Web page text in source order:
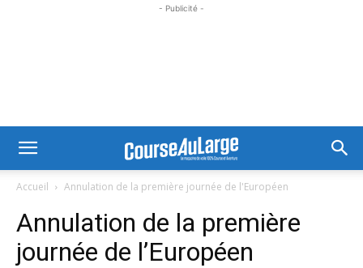
- Publicité -
Accueil Annulation de la première journée de l'Européen
Annulation de la première
journée de l’Européen